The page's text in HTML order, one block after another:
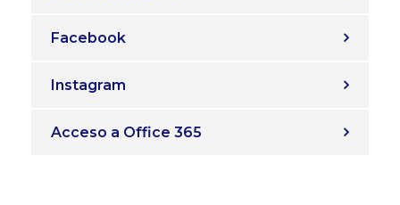
Facebook
Instagram
Acceso a Office 365